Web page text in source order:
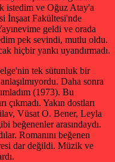
istedim ve Oğuz Atay'a
İnşaat Fakültesi'nde
geldi ve orada
pek sevindi, mutlu oldu.
hiçbir yankı uyandırmadı.
tek sütunluk bir
Daha sonra
(1973). Bu
çıkmadı. Yakın dostları
Vüsat O. Bener, Leyla
beğenenler arasındaydı.
Romanını beğenen
dar değildi. Müzik ve